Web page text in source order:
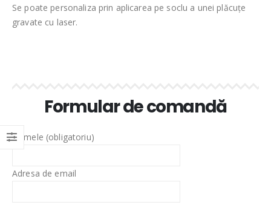
Se poate personaliza prin aplicarea pe soclu a unei plăcuțe
gravate cu laser.
Formular de comandă
Numele (obligatoriu)
Adresa de email